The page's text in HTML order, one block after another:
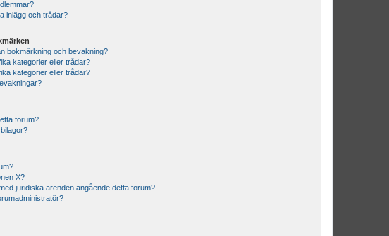
inlägg och trådar?
bokmärkning och bevakning?
kategorier eller trådar?
kategorier eller trådar?
forum?
X?
juridiska ärenden angående detta forum?